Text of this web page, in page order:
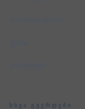
ᲡᲮᲕᲐ ᲒᲕᲔᲠᲓᲔᲑᲘ